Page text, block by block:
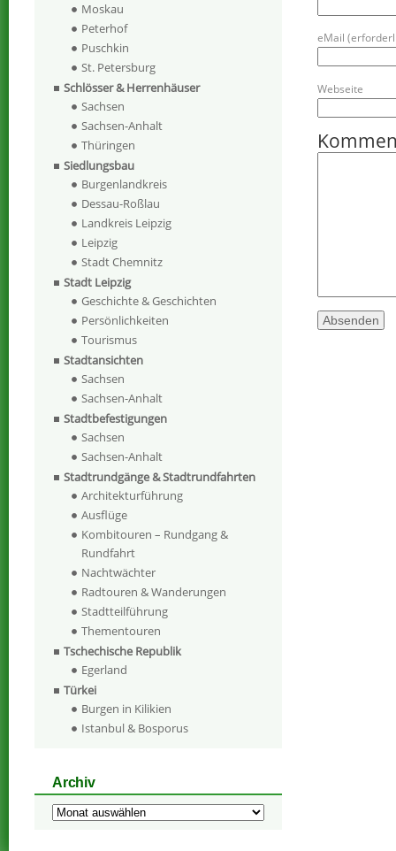
eMail
Webseite
Moskau
Peterhof
Puschkin
St. Petersburg
Schlösser & Herrenhäuser
Sachsen
Sachsen-Anhalt
Thüringen
Siedlungsbau
Burgenlandkreis
Dessau-Roßlau
Landkreis Leipzig
Leipzig
Stadt Chemnitz
Stadt Leipzig
Geschichte & Geschichten
Persönlichkeiten
Tourismus
Stadtansichten
Sachsen
Sachsen-Anhalt
Stadtbefestigungen
Sachsen
Sachsen-Anhalt
Stadtrundgänge & Stadtrundfahrten
Architekturführung
Ausflüge
Kombitouren – Rundgang &
Rundfahrt
Nachtwächter
Radtouren & Wanderungen
Stadtteilführung
Thementouren
Tschechische Republik
Egerland
Türkei
Burgen in Kilikien
Istanbul & Bosporus
Archiv
Archiv